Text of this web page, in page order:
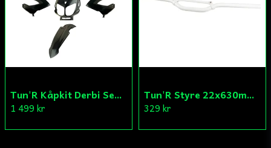
Tun'R Kåpkit Derbi Senda
1 499 kr
Tun'R Styre 22x630mm Vit
329 kr